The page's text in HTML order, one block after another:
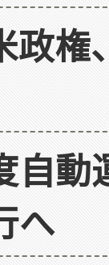
政
自
へ